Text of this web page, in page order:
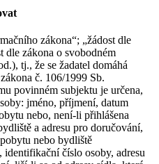
zákona“; „žádost dle
dle zákona o svobodném
tj., že se žadatel domáhá
č. 106/1999 Sb.
povinném subjektu je určena,
jméno, příjmení, datum
nebo, není-li přihlášena
a adresu pro doručování,
nebo bydliště
identifikační číslo osoby, adresu